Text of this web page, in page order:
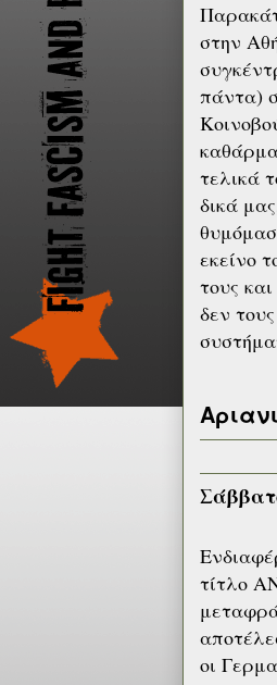
στην
πάντα)
τελικά
δικά
εκείνο
τους
δεν
τίτλο
οι